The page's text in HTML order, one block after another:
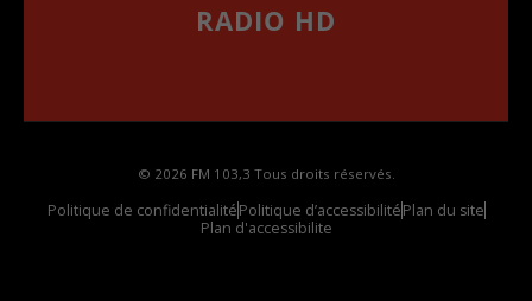
RADIO HD
© 2026 FM 103,3 Tous droits réservés.
Politique de confidentialitéPolitique d’accessibilitéPlan du site
Plan d'accessibilite